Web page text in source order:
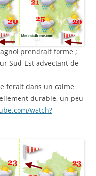
prendrait forme ;
Sud-Est advectant de
ferait dans un calme
durable, un peu
watch?